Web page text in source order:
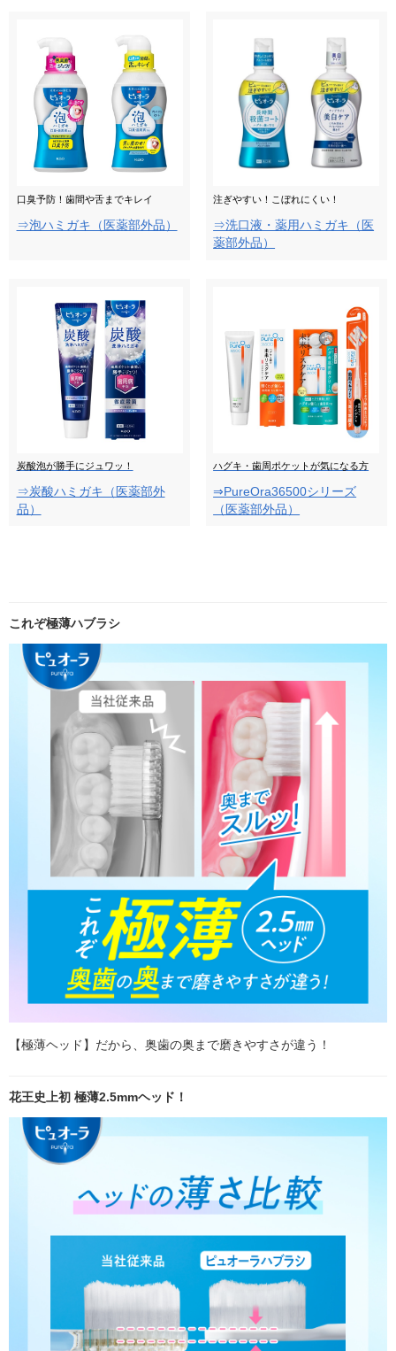
口臭予防！歯間や舌までキレイ
⇒泡ハミガキ（医薬部外品）
注ぎやすい！こぼれにくい！
⇒洗口液・薬用ハミガキ（医
薬部外品）
炭酸泡が勝手にジュワッ！
⇒炭酸ハミガキ（医薬部外
品）
ハグキ・歯周ポケットが気になる方
⇒PureOra36500シリーズ
（医薬部外品）
これぞ極薄ハブラシ
【極薄ヘッド】だから、奥歯の奥まで磨きやすさが違う！
花王史上初 極薄2.5mmヘッド！